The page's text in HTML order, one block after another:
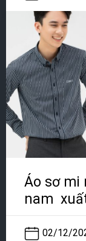
Áo sơ mi
nam
02/12/